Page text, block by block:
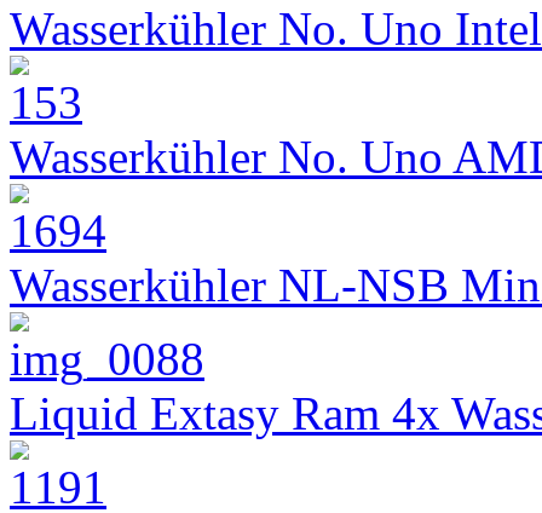
Wasserkühler No. Uno Intel
Wasserkühler No. Uno
Wasserkühler NL-NSB
Liquid Extasy Ram 4x